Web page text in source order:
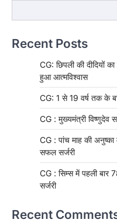
Recent Posts
CG: छिपली की दीदियों
हुआ आत्मविश्वास
CG: 1 से 19 वर्ष तक के
CG : मुख्यमंत्री विष्णुदेव
CG : पांच माह की
सफल सर्जरी
CG : सिम्स में पहली बार
सर्जरी
Recent